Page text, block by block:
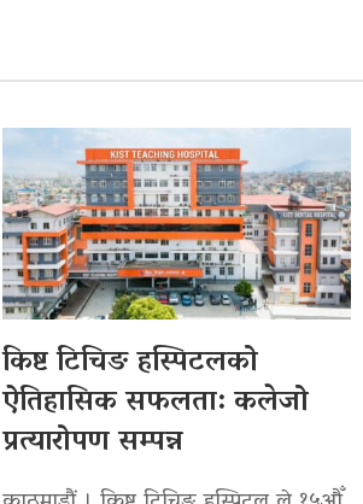
किष्ट टिचिङ हस्पिटलको
ऐतिहासिक सफलता: कलेजो
प्रत्यारोपण सम्पन्न